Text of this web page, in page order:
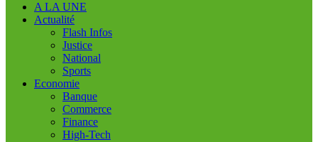
A LA UNE
Actualité
Flash Infos
Justice
National
Sports
Economie
Banque
Commerce
Finance
High-Tech